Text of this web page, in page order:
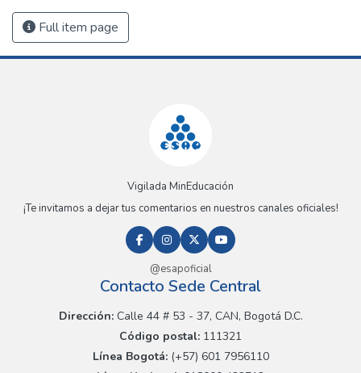
Full item page
Vigilada MinEducación
¡Te invitamos a dejar tus comentarios en nuestros canales oficiales!
@esapoficial
Contacto Sede Central
Dirección:Calle 44 # 53 - 37, CAN, Bogotá D.C.
Código postal: 111321
Línea Bogotá:(+57) 601 7956110